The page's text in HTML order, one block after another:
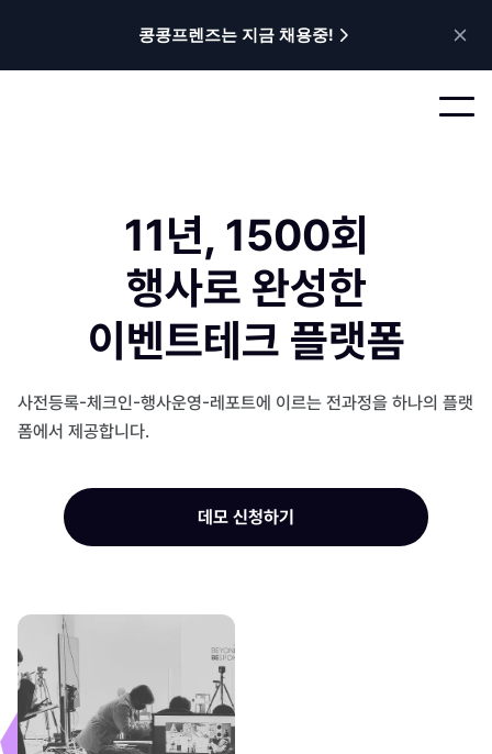
콩콩프렌즈는 지금 채용중!
11년, 1500회
행사로 완성한
이벤트테크 플랫폼
사전등록-체크인-행사운영-레포트에 이르는 전과정을 하나의 플랫
폼에서 제공합니다.
데모 신청하기